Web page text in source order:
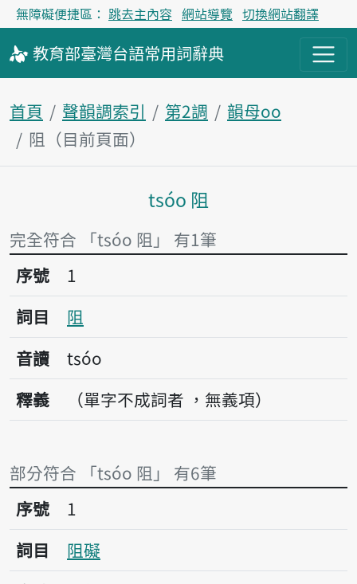
無障礙便捷區： 跳去主內容 網站導覽 切換網站翻譯
教育部臺灣台語常用詞辭典
首頁 聲韻調索引 第2調
韻母oo
阻（目前頁面）
主內容區塊
tsóo 阻
完全符合 「tsóo 阻」 有1筆
序號1阻
序號
1
詞目
阻
音讀
tsóo
釋義
（單字不成詞者 ，無義項）
部分符合 「tsóo 阻」 有6筆
序號1阻礙
序號
1
詞目
阻礙